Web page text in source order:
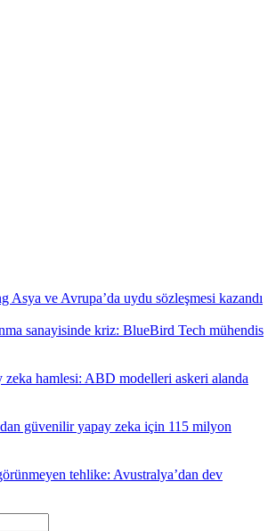
Asya ve Avrupa’da uydu sözleşmesi kazandı
sanayisinde kriz: BlueBird Tech mühendis
zeka hamlesi: ABD modelleri askeri alanda
güvenilir yapay zeka için 115 milyon
tehlike: Avustralya’dan dev